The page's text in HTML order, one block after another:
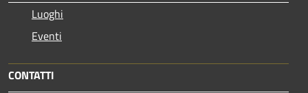
Luoghi
Eventi
CONTATTI